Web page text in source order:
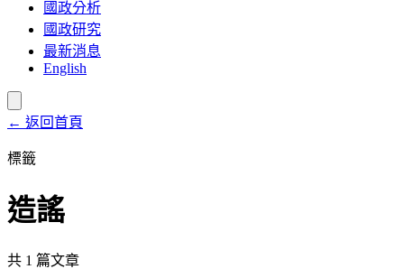
國政分析
國政研究
最新消息
English
← 返回首頁
標籤
造謠
共 1 篇文章